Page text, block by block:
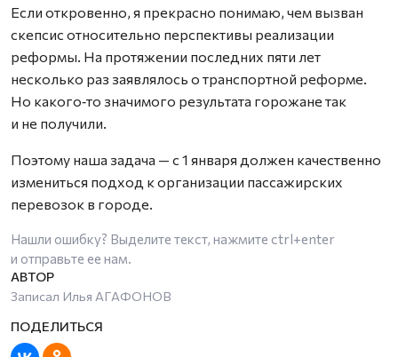
Если откровенно, я прекрасно понимаю, чем вызван
скепсис относительно перспективы реализации
реформы. На протяжении последних пяти лет
несколько раз заявлялось о транспортной реформе.
Но какого‑то значимого результата горожане так
и не получили.
Поэтому наша задача — с 1 января должен качественно
измениться подход к организации пассажирских
перевозок в городе.
Нашли ошибку? Выделите текст, нажмите ctrl+enter
и отправьте ее нам.
Записал Илья АГАФОНОВ